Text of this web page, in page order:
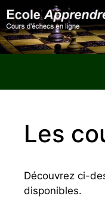
Aller
au
contenu
Les
Découvrez ci-
disponibles.